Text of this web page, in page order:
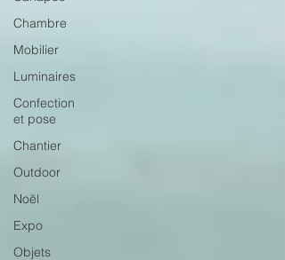
Chambre
Mobilier
Luminaires
Confection
et pose
Chantier
Outdoor
Noël
Expo
Objets